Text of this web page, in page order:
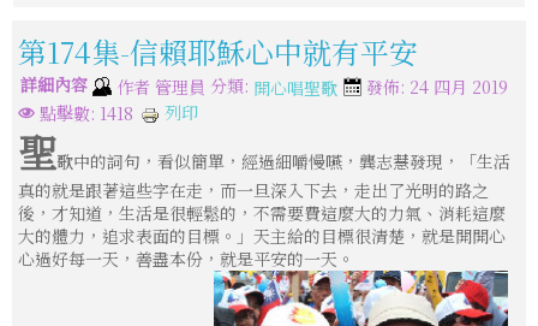
第174集-信賴耶穌心中就有平安
詳細內容 作者 管理員 分類: 開心唱聖歌
發佈: 24 四月 2019
點擊數: 1418
列印
聖歌中的詞句，看似簡單，經過細嚼慢嚥，龔志慧發現，「生活
真的就是跟著這些字在走，而一旦深入下去，走出了光明的路之
後，才知道，生活是很輕鬆的，不需要費這麼大的力氣、消耗這麼
大的體力，追求表面的目標。」天主給的目標很清楚，就是開開心
心過好每一天，善盡本份，就是平安的一天。